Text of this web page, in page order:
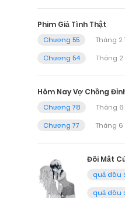
Phim Giả Tình Thật
Chương 55
Tháng 2
Chương 54
Tháng 2
Hôm Nay Vợ Chồng
Chương 78
Tháng
Chương 77
Tháng 6
Đôi Mắt
quả dâu
quả dâu